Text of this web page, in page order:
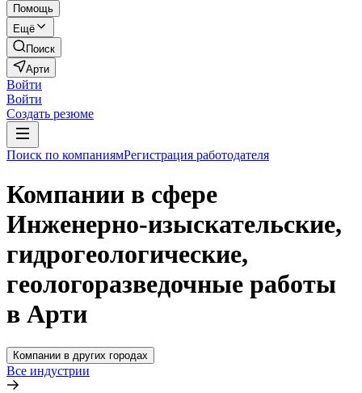
Помощь
Ещё
Поиск
Арти
Войти
Войти
Создать резюме
Поиск по компаниямРегистрация работодателя
Компании в сфере
Инженерно-изыскательские,
гидрогеологические,
геологоразведочные работы
в Арти
Компании в других городах
Все индустрии